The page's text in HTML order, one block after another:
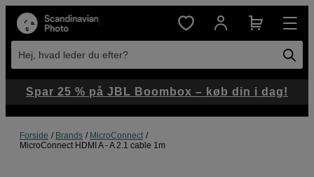
Hej, hvad leder du efter?
Forside Brands
MicroConnect
MicroConnect HDMI A - A 2.1 cable 1m
Spar 25 % på JBL Boombox – køb din i dag!